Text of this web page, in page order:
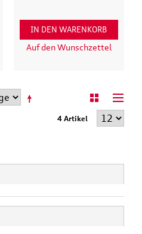
IN DEN WARENKORB
Auf den Wunschzettel
4 Artikel